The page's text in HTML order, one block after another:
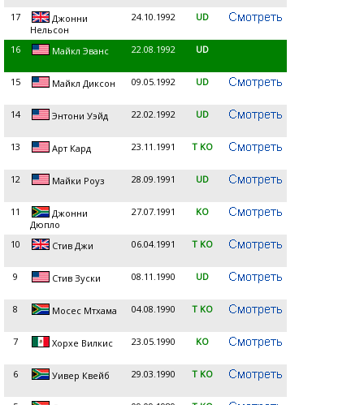
17
Джонни
Нельсон
24.10.1992 UD
16 Майкл Эванс 22.08.1992 UD
15 Майкл Диксон 09.05.1992 UD
14 Энтони Уэйд 22.02.1992 UD
13 Арт Кард 23.11.1991 T KO
12 Майки Роуз 28.09.1991 UD
11
Джонни
Дюпло
27.07.1991 KO
10 Стив Джи 06.04.1991 T KO
9 Стив Зуски 08.11.1990 UD
8 Мосес Мтхама 04.08.1990 T KO
7 Хорхе Вилкис 23.05.1990 KO
6 Уивер Квейб 29.03.1990 T KO